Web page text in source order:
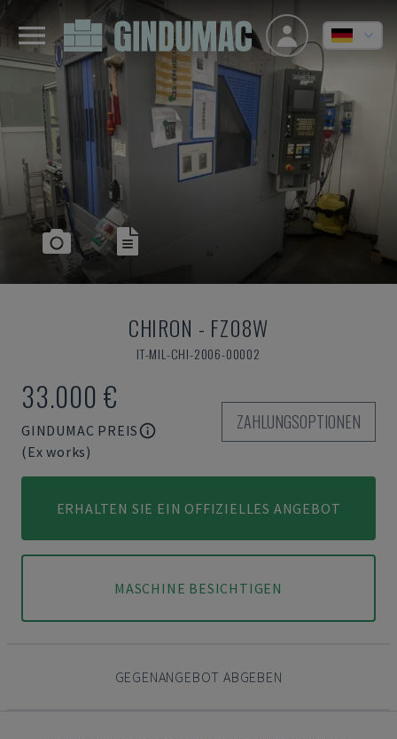
CHIRON - FZ08W
IT-MIL-CHI-2006-00002
33.000 €
GINDUMAC PREIS
(Ex works)
ZAHLUNGSOPTIONEN
ERHALTEN SIE EIN OFFIZIELLES ANGEBOT
MASCHINE BESICHTIGEN
GEGENANGEBOT ABGEBEN